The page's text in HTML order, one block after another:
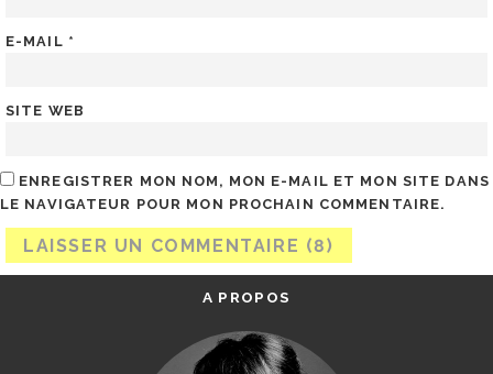
E-MAIL *
SITE WEB
ENREGISTRER MON NOM, MON E-MAIL ET MON SITE DANS
LE NAVIGATEUR POUR MON PROCHAIN COMMENTAIRE.
A PROPOS